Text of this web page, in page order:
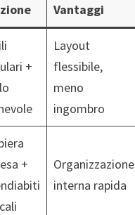
Vantaggi
+
Layout
flessibile,
meno
ingombro
+
Organizzazione
interna rapida